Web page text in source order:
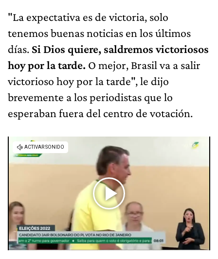
"La expectativa es de victoria, solo
tenemos buenas noticias en los últimos
días. Si Dios quiere, saldremos victoriosos
hoy por la tarde. O mejor, Brasil va a salir
victorioso hoy por la tarde", le dijo
brevemente a los periodistas que lo
esperaban fuera del centro de votación.